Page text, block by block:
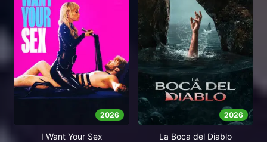
2026
I Want Your Sex
2026
La Boca del Diablo